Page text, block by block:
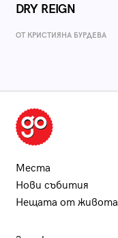
DRY REIGN
ОТ КРИСТИЯНА БУРДЕВА
Места
Нови събития
Нещата от живота